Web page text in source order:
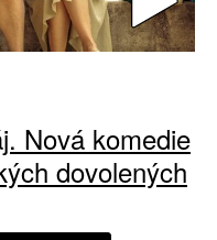
Nová komedie
dovolených